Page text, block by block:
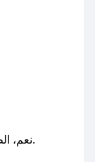
نعم، الطلب يجب أن يكون بقيمة لا تقل عن 50 ريال.